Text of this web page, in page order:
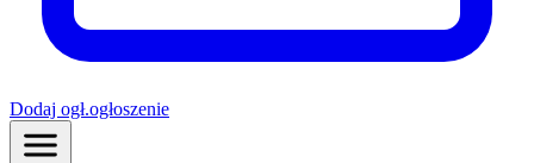
Dodaj ogł.ogłoszenie